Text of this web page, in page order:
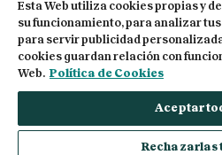
© 2026 Centro de Estudios
derechos reservados
Esta Web utiliza cookies propias y
su funcionamiento, para analizar
para servir publicidad
cookies guardan relación con
Web. Política de Cookies
Aceptar
Rechazarlas